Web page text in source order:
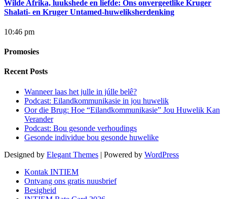
Wilde Afrika, luukshede en liefde: Ons onvergeetlike Kruger
Shalati- en Kruger Untamed-huweliksherdenking
10:46 pm
Promosies
Recent Posts
Wanneer laas het julle in júlle belê?
Podcast: Eilandkommunikasie in jou huwelik
Oor die Brug: Hoe “Eilandkommunikasie” Jou Huwelik Kan
Verander
Podcast: Bou gesonde verhoudings
Gesonde individue bou gesonde huwelike
Designed by Elegant Themes | Powered by WordPress
Kontak INTIEM
Ontvang ons gratis nuusbrief
Besigheid